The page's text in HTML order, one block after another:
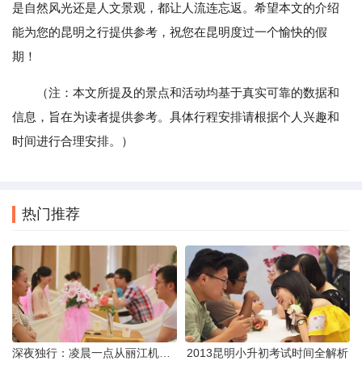
是自然风光还是人文景观，都让人流连忘返。希望本文的介绍
能为您的昆明之行提供参考，祝您在昆明度过一个愉快的假
期！
（注：本文所提及的景点和活动均基于真实可靠的数据和
信息，旨在为读者提供参考。具体行程安排请根据个人兴趣和
时间进行合理安排。）
热门推荐
2013昆明小升初考试时间全解析